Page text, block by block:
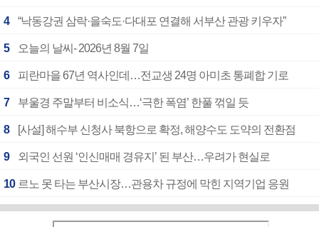
4 “낙동강권 삼락·을숙도·다대포 연결해 서부산 관광 키우자”
5 오늘의 날씨- 2026년 8월 7일
6 피란마을 67년 역사인데…전교생 24명 아미초 통폐합 기로
7 부울경 주말부터 비소식…‘극한 폭염’ 한풀 꺾일 듯
8 [사설] 해수부 신청사 북항으로 확정, 해양수도 도약의 전환점
9 외국인 선원 ‘인신매매 경유지’ 된 부산…우려가 현실로
10 르노 못 타는 부산시장…관용차 규정에 막힌 지역기업 응원